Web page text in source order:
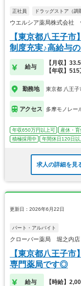
正社員 ドラッグストア（調
ウエルシア薬局株式会社
【東京都八王子
制度充実♪高給与
給与
【月収】
【年収】
勤務地 東京都 八王子
アクセス 多摩モノレー
年収650万円以上可 産休・
積極採用中
年間休日120日以
求人の詳細を見
更新日：2026年6月22日
パート・アルバイト
クローバー薬局 堀之内
【東京都八王子
専門薬局です◎
給与 【時給】